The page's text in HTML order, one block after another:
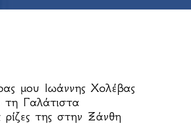
μου Ιωάννης Χολέβας
Γαλάτιστα
ρίζες της στην Ξάνθη